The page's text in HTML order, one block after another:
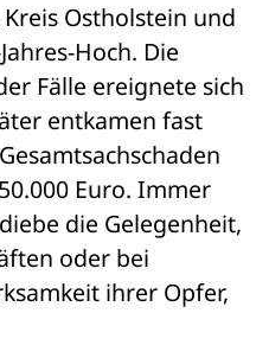
Ostholstein und
Hoch. Die
Fälle ereignete sich
entkamen fast
Euro. Immer
die Gelegenheit,
oder bei
ihrer Opfer,